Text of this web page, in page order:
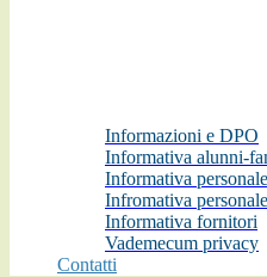
Informazioni e DPO
Informativa alunni-
Informativa
Infromativa
Informativa fornitori
Vademecum privacy
Contatti